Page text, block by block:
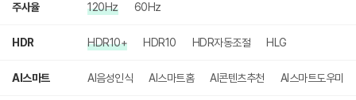
주사율 120Hz 60Hz
HDR HDR10+ HDR10 HDR자동조절 HLG
AI스마트 AI음성인식 AI스마트홈 AI콘텐츠추천 AI스마트도우미